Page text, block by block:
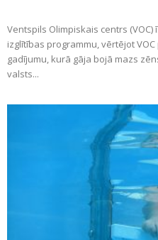
Ventspils Olimpiskais centrs
izglītības programmu, vērtējot
gadījumu, kurā gāja bojā mazs
valsts...